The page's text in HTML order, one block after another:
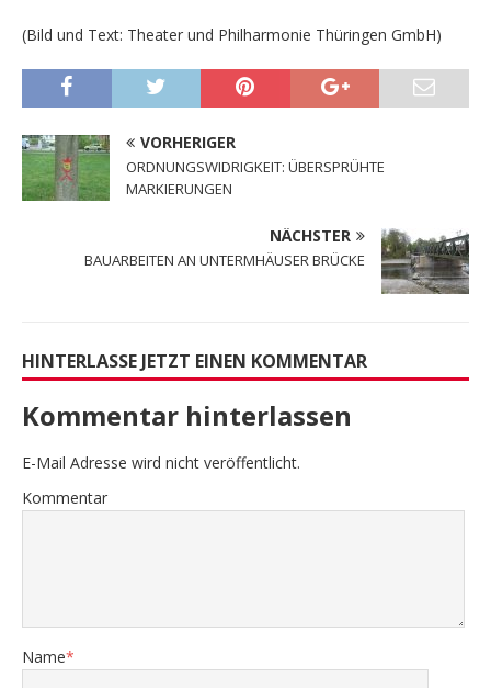
(Bild und Text: Theater und Philharmonie Thüringen GmbH)
VORHERIGER
ORDNUNGSWIDRIGKEIT: ÜBERSPRÜHTE
MARKIERUNGEN
NÄCHSTER
BAUARBEITEN AN UNTERMHÄUSER BRÜCKE
HINTERLASSE JETZT EINEN KOMMENTAR
Kommentar hinterlassen
E-Mail Adresse wird nicht veröffentlicht.
Kommentar
Name*